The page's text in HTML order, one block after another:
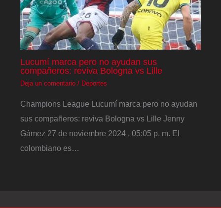
Lucumí marca pero no ayudan sus
compañeros: reviva Bologna vs Lille
Deja un comentario / Deportes
Champions League Lucumí marca pero no ayudan
sus compañeros: reviva Bologna vs Lille Jenny
Gámez 27 de noviembre 2024 , 05:05 p. m. El
colombiano es…